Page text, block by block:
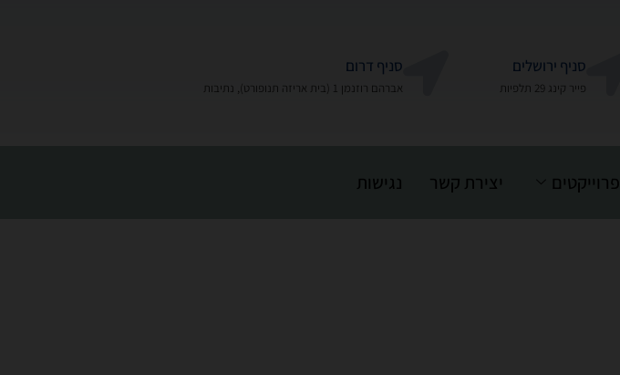
סניף ירושלים
פייר קינג 29 תלפיות
סניף דרום
אברהם רוזנמן 1 (בית אריזה תנופורט), נתיבות
פרוייקטים יצירת קשר נגישות